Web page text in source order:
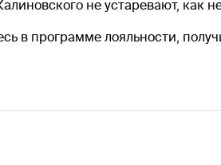
не устаревают, как
в программе лояльности,